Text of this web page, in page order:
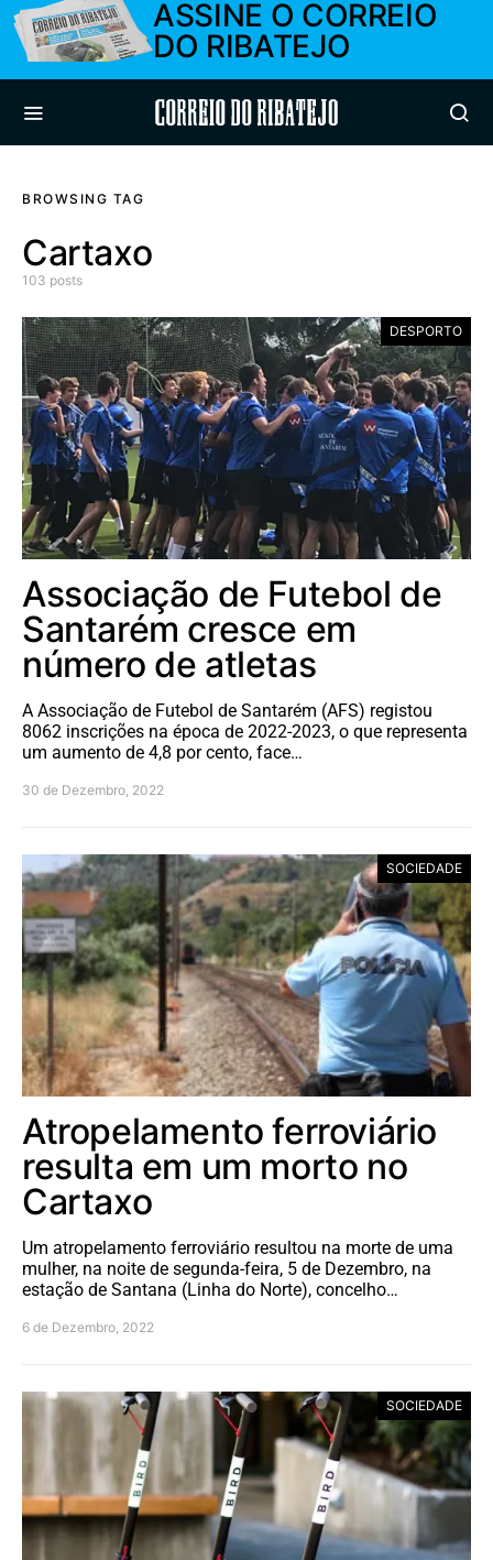
ASSINE O CORREIO
DO RIBATEJO
Correio do Ribatejo
BROWSING TAG
Cartaxo
103 posts
DESPORTO
Associação de Futebol de
Santarém cresce em
número de atletas
A Associação de Futebol de Santarém (AFS) registou
8062 inscrições na época de 2022-2023, o que representa
um aumento de 4,8 por cento, face…
30 de Dezembro, 2022
SOCIEDADE
Atropelamento ferroviário
resulta em um morto no
Cartaxo
Um atropelamento ferroviário resultou na morte de uma
mulher, na noite de segunda-feira, 5 de Dezembro, na
estação de Santana (Linha do Norte), concelho…
6 de Dezembro, 2022
SOCIEDADE